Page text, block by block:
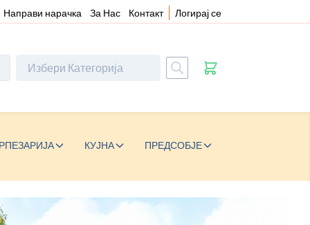
Направи нарачка За Нас Контакт Логирај се
КУЈНА ПРЕДСОБЈЕ